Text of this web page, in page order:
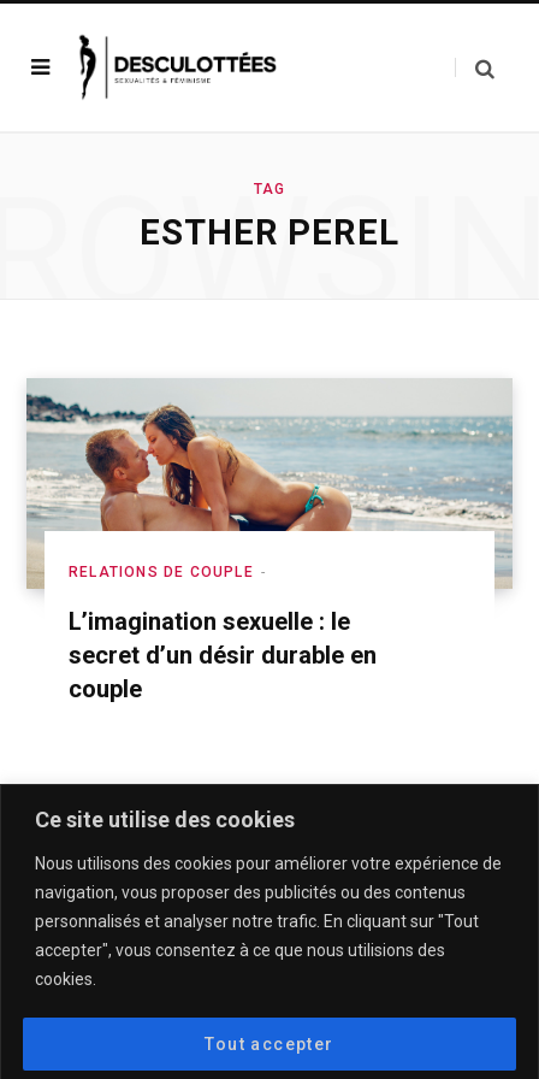
Ce site utilise des cookies
Nous utilisons des cookies pour améliorer votre expérience de
navigation, vous proposer des publicités ou des contenus
personnalisés et analyser notre trafic. En cliquant sur "Tout
accepter", vous consentez à ce que nous utilisions des
cookies.
Tout accepter
TAG
ESTHER PEREL
RELATIONS DE COUPLE
L’imagination sexuelle : le
secret d’un désir durable en
couple